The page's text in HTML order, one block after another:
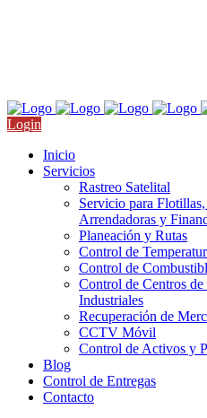
Login
Inicio
Servicios
Rastreo Satelital
Servicio para
Arrendadoras y
Planeación y Rutas
Control de
Control de
Control de Centros
Industriales
Recuperación de
CCTV Móvil
Control de Activos y
Blog
Control de Entregas
Contacto